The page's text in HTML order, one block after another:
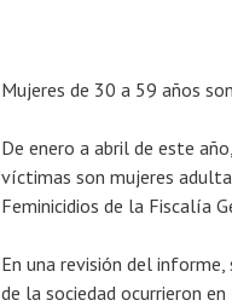
Mujeres de 30 a 59 años
De enero a abril de este
víctimas son mujeres
Feminicidios de la Fiscalía
En una revisión del
de la sociedad ocurrieron